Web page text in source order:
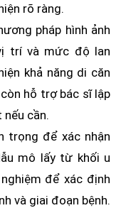
rõ ràng.
pháp hình ảnh
trí và mức độ lan
khả năng di căn
hỗ trợ bác sĩ lập
cần.
trọng để xác nhận
mô lấy từ khối u
để xác định
và giai đoạn bệnh.